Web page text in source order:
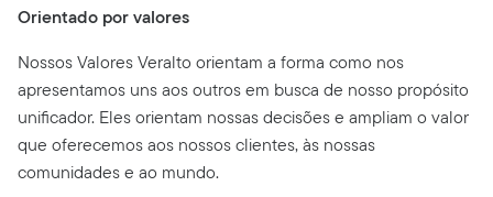
Orientado por valores
Nossos Valores Veralto orientam a forma como nos
apresentamos uns aos outros em busca de nosso propósito
unificador. Eles orientam nossas decisões e ampliam o valor
que oferecemos aos nossos clientes, às nossas
comunidades e ao mundo.